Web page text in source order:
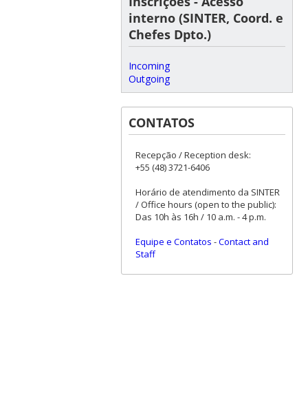
interno (SINTER, Coord. e
Chefes Dpto.)
Incoming
Outgoing
CONTATOS
Recepção / Reception desk:
+55 (48) 3721-6406
Horário de atendimento da SINTER
/ Office hours (open to the public):
Das 10h às 16h / 10 a.m. - 4 p.m.
Equipe e Contatos -Contact and
Staff